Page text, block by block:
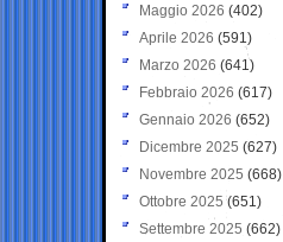
Maggio 2026 (402)
Aprile 2026 (591)
Marzo 2026 (641)
Febbraio 2026 (617)
Gennaio 2026 (652)
Dicembre 2025 (627)
Novembre 2025 (668)
Ottobre 2025 (651)
Settembre 2025 (662)